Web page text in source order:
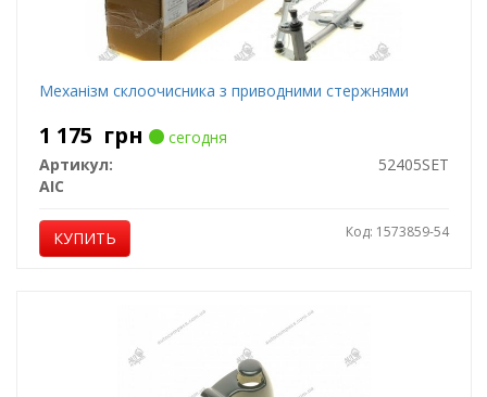
Механiзм склоочисника з приводними стержнями
1 175 грн
сегодня
Артикул:
52405SET
AIC
КУПИТЬ Код: 1573859-54